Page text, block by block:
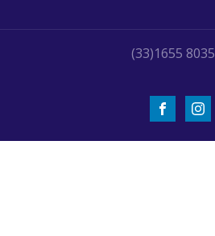
(33)1655 8035